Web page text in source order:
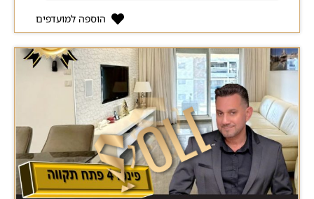
הוספה למועדפים